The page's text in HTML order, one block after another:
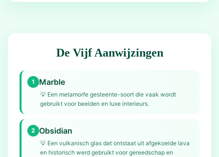
De Vijf Aanwijzingen
1 Marble
💡 Een metamorfe gesteente-soort die vaak wordt
gebruikt voor beelden en luxe interieurs.
2 Obsidian
💡 Een vulkanisch glas dat ontstaat uit afgekoelde lava
en historisch werd gebruikt voor gereedschap en